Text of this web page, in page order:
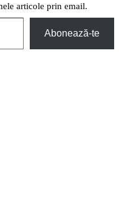
articole prin email.
Abonează-te